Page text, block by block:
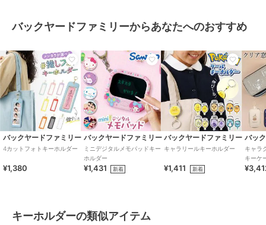
サリー ギフト 贈り物 推し活
ブランド バックヤードファミリー
ショップ バックヤードファミリー
商品カテゴリ 財布・ポーチ・ケース ／キーホ
ルダー
カラー
ハローキティ、バッドばつ丸、ハ
ンギョドン、けろけろけろっぴ、
クロミ、マイメロディ、ポチャッ
コ、ポムポムプリン、シナモロー
バックヤードファミリーからあなたへのおすすめ
バックヤードファミリー
4カットフォトキーホルダー
¥1,380
バックヤードファミリー
ミニデジタルメモパッドキー
ホルダー
¥1,431 新着
バックヤードファミリー
キャラリールキーホルダー
¥1,411 新着
バッ
キャラ
キーケ
キーホルダーの類似アイテム